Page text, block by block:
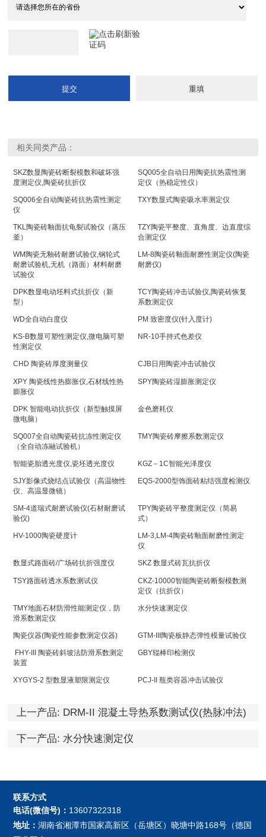
相关同类产品：
SKZ数显陶瓷砖断裂模数和破坏强
度测定仪,陶瓷砖抗折仪
SQ005全自动日用陶瓷抗热震性测
定仪（热稳定性仪）
SQ006全自动陶瓷砖抗热震性测定
仪
TXY数显式陶瓷吸水率测定仪
TKL陶瓷砖釉面抗龟裂试验仪（蒸压
釜）
TZY陶瓷平整度、直角度、边直度综
合测定仪
WM陶瓷无釉砖耐磨试验仪,钢轮式
耐磨试验机,无机（路面）材料耐磨
试验仪
LM-8陶瓷砖釉面耐磨性测定仪(陶瓷
耐磨仪)
DPK数显电动坯料式抗折仪（新
型）
TCY陶瓷砖冲击试验仪,陶瓷砖恢复
系数测定仪
WD全自动白度仪 PM 致密度仪(针入度计)
KS-B数显可塑性测定仪,微电脑可塑
性测定仪
NR-10手持式色差仪
CHD 陶瓷砖厚度测量仪 CJB日用陶瓷冲击试验仪
XPY 陶瓷线性热膨胀仪,石材线性热
膨胀仪
SPY陶瓷砖湿膨胀测定仪
DPK 智能电动抗折仪（新型触摸屏
微电脑）
金色磨耗仪
SQ007全自动陶瓷砖抗冻性测定仪
（全自动冻融试验机）
TMY陶瓷砖摩擦系数测定仪
智能瓷胎透光度仪,瓷坯透光度仪 KGZ－1C智能光泽度仪
SJY影像式烧结点试验仪（高温物性
仪、高温显微镜）
EQS-2000型饰面砖粘结强度检测仪
SM-4道瑞式耐磨试验仪(石材耐磨试
验仪)
TPY陶瓷砖平整度测定仪（简易
式）
HV-1000陶瓷硬度计
LM-3,LM-4陶瓷砖釉面耐磨性测定
仪
数显式路面砖/广场砖抗折强度仪 SKZ 数显式砖瓦抗折仪
TSY路面砖透水系数测试仪
CKZ-10000智能陶瓷砖断裂模数测
定仪（抗折仪）
TMY地面石材防滑性能测定仪，防
滑系数测定仪
水分快速测定仪
陶瓷仪器(陶瓷性能参数测定仪器) GTM-III陶瓷板静态弹性模量试验仪
FHY-III 陶瓷砖斜坡法防滑系数测定
装置
GBY辊棒印检测仪
XYGYS-2 型数显液塑限测定仪 PCJ-II 瓶类容器冲击试验仪
上一产品: DRM-II 混凝土导热系数测试仪(热脉冲法)
下一产品: 水分快速测定仪
联系方式
电话(微信号)： 13607322318
地址：湖南省湘潭市国家高新区（岳塘区）晓塘中路168号（德国